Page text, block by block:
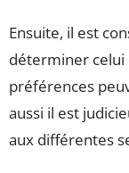
Ensuite, il est
déterminer celui
préférences
aussi il est
aux différentes